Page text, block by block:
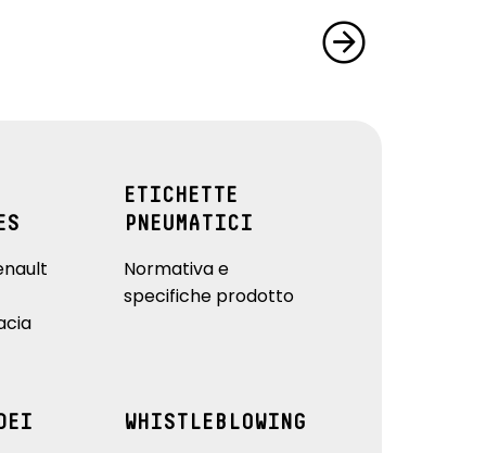
ETICHETTE
PNEUMATICI
Normativa e
specifiche prodotto
WHISTLEBLOWING